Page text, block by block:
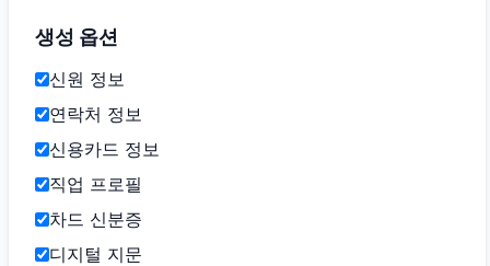
생성 옵션
신원 정보
연락처 정보
신용카드 정보
직업 프로필
차드 신분증
디지털 지문